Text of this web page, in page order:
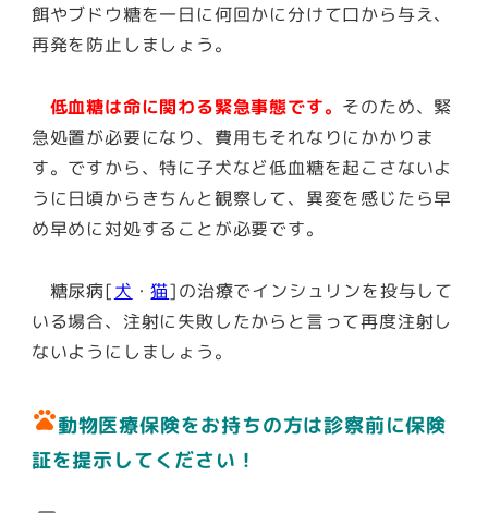
餌やブドウ糖を一日に何回かに分けて口から与え、
再発を防止しましょう。
低血糖は命に関わる緊急事態です。 そのため、緊
急処置が必要になり、費用もそれなりにかかりま
す。ですから、特に子犬など低血糖を起こさないよ
うに日頃からきちんと観察して、異変を感じたら早
め早めに対処することが必要です。
糖尿病[犬 ・猫]の治療でインシュリンを投与して
いる場合、注射に失敗したからと言って再度注射し
ないようにしましょう。
pets動物医療保険をお持ちの方は診察前に保険
証を提示してください！